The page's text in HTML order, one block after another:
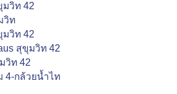
มวิท 42
วิท
มวิท 42
สุขุมวิท 42
วิท 42
4-กล้วยน้ำไท